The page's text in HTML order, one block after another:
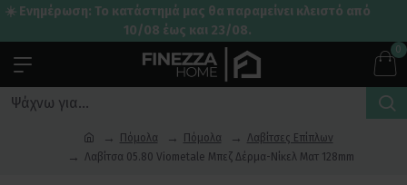
☀️ Ενημέρωση: Το κατάστημά μας θα παραμείνει κλειστό από
10/08 έως και 23/08.
0
Πόμολα Πόμολα
Λαβίτσες Επίπλων
Λαβίτσα 05.80 Viometale Μπεζ Δέρμα-Νίκελ Ματ 128mm